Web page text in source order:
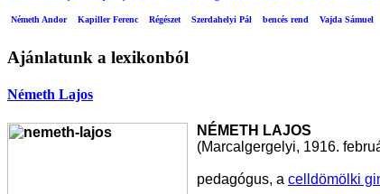
Németh Andor Kapiller Ferenc Régészet Szerdahelyi Pál bencés rend Vajda Sámuel
Ajánlatunk a lexikonból
Németh Lajos
NÉMETH LAJOS
(Marcalgergelyi, 1916.
pedagógus, a celldömölki